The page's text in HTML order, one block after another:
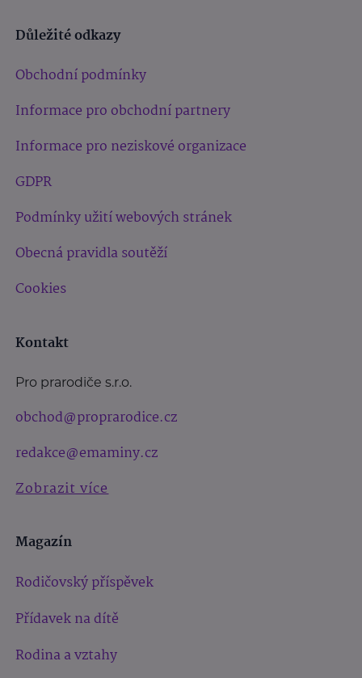
Důležité odkazy
Obchodní podmínky
Informace pro obchodní partnery
Informace pro neziskové organizace
GDPR
Podmínky užití webových stránek
Obecná pravidla soutěží
Cookies
Kontakt
Pro prarodiče s.r.o.
obchod@proprarodice.cz
redakce@emaminy.cz
Zobrazit více
Magazín
Rodičovský příspěvek
Přídavek na dítě
Rodina a vztahy